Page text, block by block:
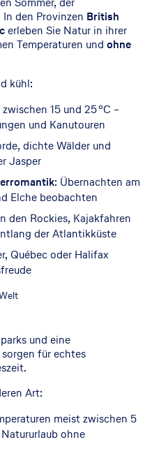
den Provinzen British
erleben Sie Natur in ihrer
Temperaturen und ohne
kühl:
15 und 25 °C –
und Kanutouren
dichte Wälder und
Jasper
: Übernachten am
Elche beobachten
den Rockies, Kajakfahren
der Atlantikküste
Québec oder Halifax
und eine
sorgen für echtes
Art:
meist zwischen 5
ohne